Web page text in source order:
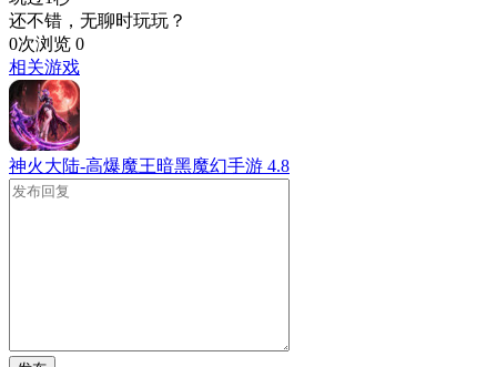
还不错，无聊时玩玩？
0次浏览 0
相关游戏
神火大陆-高爆魔王暗黑魔幻手游 4.8